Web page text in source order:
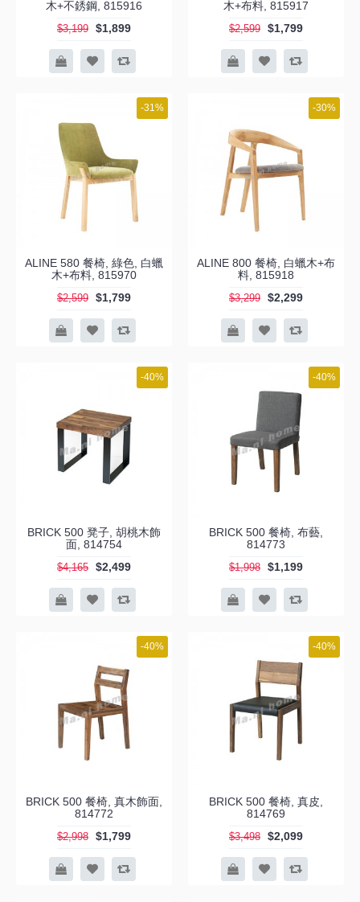
木+不銹鋼, 815916
$3,199 $1,899
木+布料, 815917
$2,599 $1,799
-31%
ALINE 580 餐椅, 綠色, 白蠟
木+布料, 815970
$2,599 $1,799
-30%
ALINE 800 餐椅, 白蠟木+布
料, 815918
$3,299 $2,299
-40%
BRICK 500 凳子, 胡桃木飾
面, 814754
$4,165 $2,499
-40%
BRICK 500 餐椅, 布藝,
814773
$1,998 $1,199
-40%
BRICK 500 餐椅, 真木飾面,
814772
$2,998 $1,799
-40%
BRICK 500 餐椅, 真皮,
814769
$3,498 $2,099